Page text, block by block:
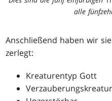
alle
Anschließend haben wir
zerlegt:
Kreaturentyp Gott